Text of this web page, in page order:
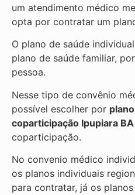
um atendimento médico
opta por contratar um
O plano de saúde
plano de saúde familiar,
pessoa.
Nesse tipo de convênio
possível escolher por
coparticipação Ipupiara BA
coparticipação.
No convenio médico
os planos individuais
para contratar, já os